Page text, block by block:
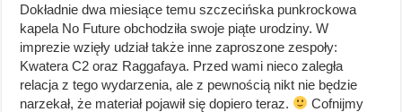
Dokładnie dwa miesiące temu szczecińska punkrockowa
kapela No Future obchodziła swoje piąte urodziny. W
imprezie wzięły udział także inne zaproszone zespoły:
Kwatera C2 oraz Raggafaya. Przed wami nieco zaległa
relacja z tego wydarzenia, ale z pewnością nikt nie będzie
narzekał, że materiał pojawił się dopiero teraz.
Cofnijmy